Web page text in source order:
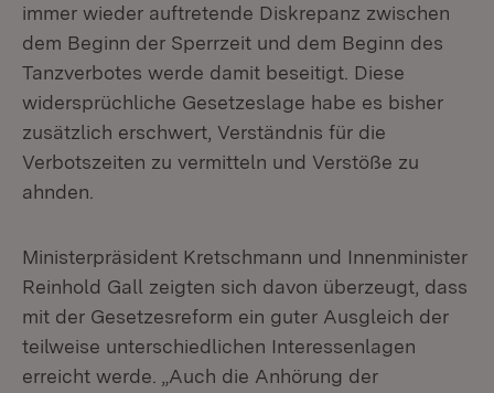
immer wieder auftretende Diskrepanz zwischen
dem Beginn der Sperrzeit und dem Beginn des
Tanzverbotes werde damit beseitigt. Diese
widersprüchliche Gesetzeslage habe es bisher
zusätzlich erschwert, Verständnis für die
Verbotszeiten zu vermitteln und Verstöße zu
ahnden.
Ministerpräsident Kretschmann und Innenminister
Reinhold Gall zeigten sich davon überzeugt, dass
mit der Gesetzesreform ein guter Ausgleich der
teilweise unterschiedlichen Interessenlagen
erreicht werde. „Auch die Anhörung der